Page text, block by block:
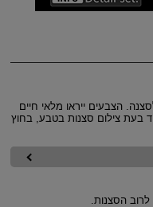
הצבעים ייראו מלאי חיים
בעת צילום סצנות בטבע, בחוץ
הסצנות.